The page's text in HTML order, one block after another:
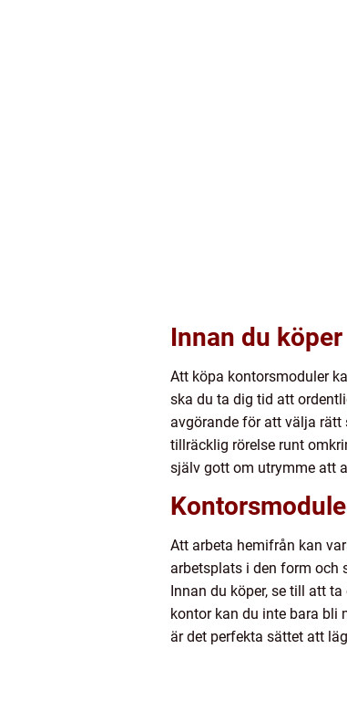
Innan du
Att köpa kontorsmoduler
ska du ta dig tid att
avgörande för att välja
tillräcklig rörelse runt
själv gott om utrymme att
Att arbeta hemifrån kan
arbetsplats i den form och
Innan du köper, se till att
kontor kan du inte bara bli
är det perfekta sättet att